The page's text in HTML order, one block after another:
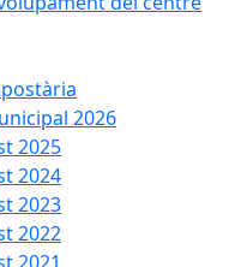
2026
2025
2024
2023
2022